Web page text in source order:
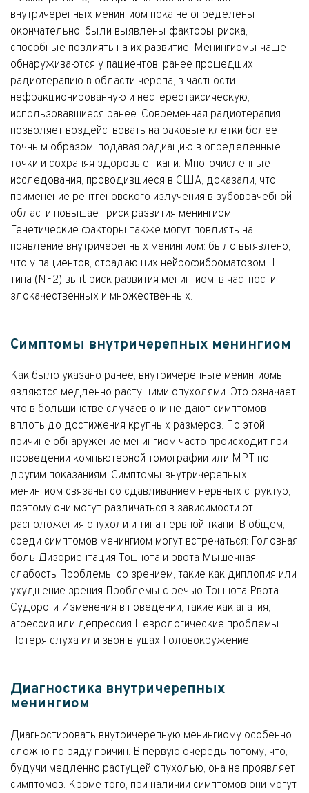
внутричерепных менингиом пока не определены
окончательно, были выявлены факторы риска,
способные повлиять на их развитие. Менингиомы чаще
обнаруживаются у пациентов, ранее прошедших
радиотерапию в области черепа, в частности
нефракционированную и нестереотаксическую,
использовавшиеся ранее. Современная радиотерапия
позволяет воздействовать на раковые клетки более
точным образом, подавая радиацию в определенные
точки и сохраняя здоровые ткани. Многочисленные
исследования, проводившиеся в США, доказали, что
применение рентгеновского излучения в зубоврачебной
области повышает риск развития менингиом.
Генетические факторы также могут повлиять на
появление внутричерепных менингиом: было выявлено,
что у пациентов, страдающих нейрофиброматозом II
типа (NF2) выit риск развития менингиом, в частности
злокачественных и множественных.
Симптомы внутричерепных менингиом
Как было указано ранее, внутричерепные менингиомы
являются медленно растущими опухолями. Это означает,
что в большинстве случаев они не дают симптомов
вплоть до достижения крупных размеров. По этой
причине обнаружение менингиом часто происходит при
проведении компьютерной томографии или МРТ по
другим показаниям. Симптомы внутричерепных
менингиом связаны со сдавливанием нервных структур,
поэтому они могут различаться в зависимости от
расположения опухоли и типа нервной ткани. В общем,
среди симптомов менингиом могут встречаться: Головная
боль Дизориентация Тошнота и рвота Мышечная
слабость Проблемы со зрением, такие как диплопия или
ухудшение зрения Проблемы с речью Тошнота Рвота
Судороги Изменения в поведении, такие как апатия,
агрессия или депрессия Неврологические проблемы
Потеря слуха или звон в ушах Головокружение
Диагностика внутричерепных
менингиом
Диагностировать внутричерепную менингиому особенно
сложно по ряду причин. В первую очередь потому, что,
будучи медленно растущей опухолью, она не проявляет
симптомов. Кроме того, при наличии симптомов они могут